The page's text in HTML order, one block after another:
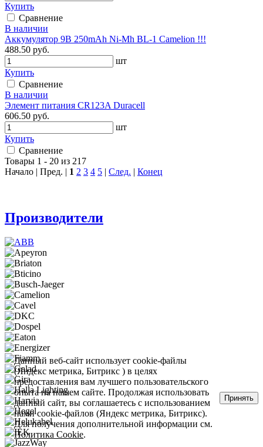
Купить
Сравнение
В наличии
Аккумулятор 9В 250mAh Ni-Mh BL-1 Camelion !!!
488.50 руб.
шт
Купить
Сравнение
В наличии
Элемент питания CR123A Duracell
606.50 руб.
шт
Купить
Сравнение
Товары 1 - 20 из 217
Начало | Пред. | 1 2 3 4 5 | След. | Конец
Производители
Данный веб-сайт использует cookie-файлы
(Яндекс метрика, Битрикс ) в целях
предоставления вам лучшего пользовательского
опыта на нашем сайте. Продолжая использовать
данный сайт, вы соглашаетесь с использованием
нами cookie-файлов (Яндекс метрика, Битрикс).
Для получения дополнительной информации см.
Политика Cookie.
Принять